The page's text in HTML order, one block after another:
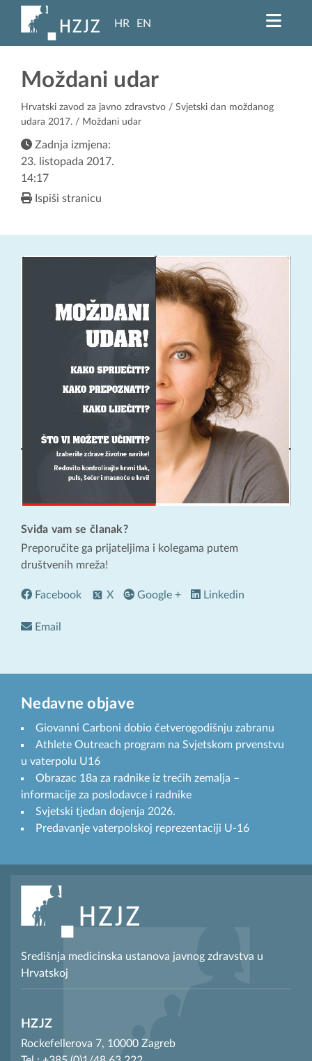
HR EN
Moždani udar
Hrvatski zavod za javno zdravstvo / Svjetski dan moždanog
udara 2017. / Moždani udar
Zadnja izmjena:
23. listopada 2017.
14:17
Ispiši stranicu
Sviđa vam se članak?
Preporučite ga prijateljima i kolegama putem
društvenih mreža!
Facebook X Google + Linkedin
Email
Nedavne objave
Giovanni Carboni dobio četverogodišnju zabranu
Athlete Outreach program na Svjetskom prvenstvu
u vaterpolu U16
Obrazac 18a za radnike iz trećih zemalja –
informacije za poslodavce i radnike
Svjetski tjedan dojenja 2026.
Predavanje vaterpolskoj reprezentaciji U-16
Središnja medicinska ustanova javnog zdravstva u
Hrvatskoj
HZJZ
Rockefellerova 7, 10000 Zagreb